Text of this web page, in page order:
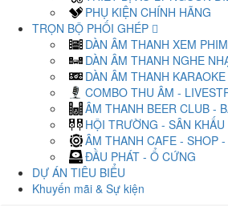
PHỤ KIỆN CHÍNH HÃNG
TRỌN BỘ PHỐI GHÉP
DÀN ÂM THANH XEM PHIM
DÀN ÂM THANH NGHE
DÀN ÂM THANH KARAOKE
COMBO THU ÂM -
ÂM THANH BEER CLUB -
HỘI TRƯỜNG - SÂN
ÂM THANH CAFE - SHOP
ĐẦU PHÁT - Ổ CỨNG
DỰ ÁN TIÊU BIỂU
Khuyến mãi & Sự kiện